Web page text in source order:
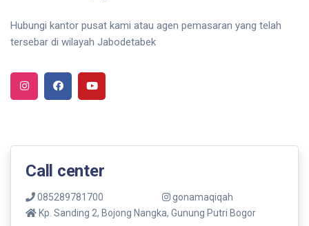
Hubungi kantor pusat kami atau agen pemasaran yang telah
tersebar di wilayah Jabodetabek
Call center
085289781700
gonamaqiqah
Kp. Sanding 2, Bojong Nangka, Gunung Putri Bogor